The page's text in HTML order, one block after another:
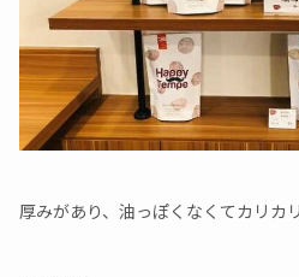
厚みがあり、油っぽくなくてカリカリ